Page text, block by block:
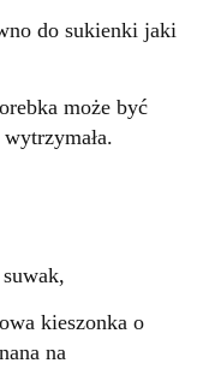
do sukienki jaki
może być
kieszonka o
na